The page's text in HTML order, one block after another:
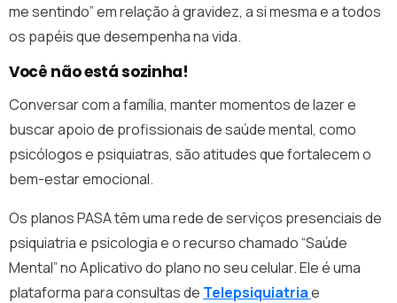
me sentindo” em relação à gravidez, a si mesma e a todos
os papéis que desempenha na vida.
Você não está sozinha!
Conversar com a família, manter momentos de lazer e
buscar apoio de profissionais de saúde mental, como
psicólogos e psiquiatras, são atitudes que fortalecem o
bem-estar emocional.
Os planos PASA têm uma rede de serviços presenciais de
psiquiatria e psicologia e o recurso chamado “Saúde
Mental” no Aplicativo do plano no seu celular. Ele é uma
plataforma para consultas de Telepsiquiatriae